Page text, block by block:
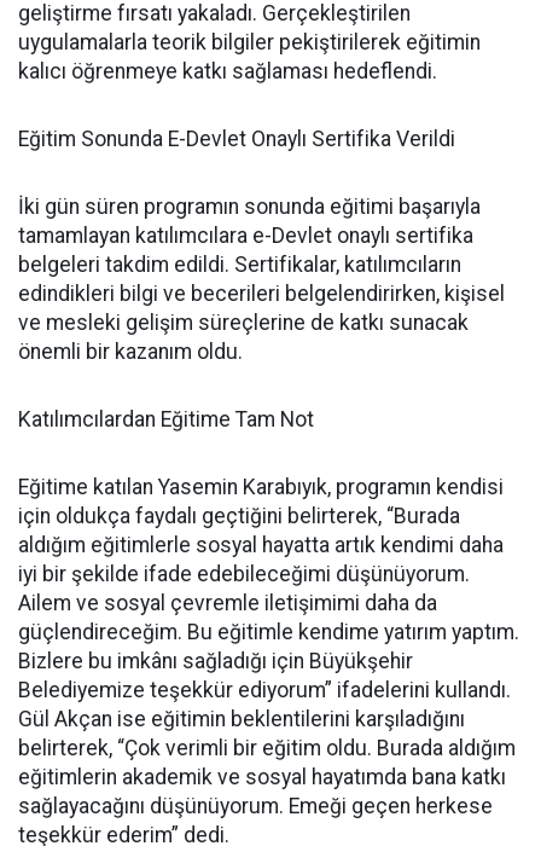
geliştirme fırsatı yakaladı. Gerçekleştirilen
uygulamalarla teorik bilgiler pekiştirilerek eğitimin
kalıcı öğrenmeye katkı sağlaması hedeflendi.
Eğitim Sonunda E-Devlet Onaylı Sertifika Verildi
İki gün süren programın sonunda eğitimi başarıyla
tamamlayan katılımcılara e-Devlet onaylı sertifika
belgeleri takdim edildi. Sertifikalar, katılımcıların
edindikleri bilgi ve becerileri belgelendirirken, kişisel
ve mesleki gelişim süreçlerine de katkı sunacak
önemli bir kazanım oldu.
Katılımcılardan Eğitime Tam Not
Eğitime katılan Yasemin Karabıyık, programın kendisi
için oldukça faydalı geçtiğini belirterek, “Burada
aldığım eğitimlerle sosyal hayatta artık kendimi daha
iyi bir şekilde ifade edebileceğimi düşünüyorum.
Ailem ve sosyal çevremle iletişimimi daha da
güçlendireceğim. Bu eğitimle kendime yatırım yaptım.
Bizlere bu imkânı sağladığı için Büyükşehir
Belediyemize teşekkür ediyorum” ifadelerini kullandı.
Gül Akçan ise eğitimin beklentilerini karşıladığını
belirterek, “Çok verimli bir eğitim oldu. Burada aldığım
eğitimlerin akademik ve sosyal hayatımda bana katkı
sağlayacağını düşünüyorum. Emeği geçen herkese
teşekkür ederim” dedi.